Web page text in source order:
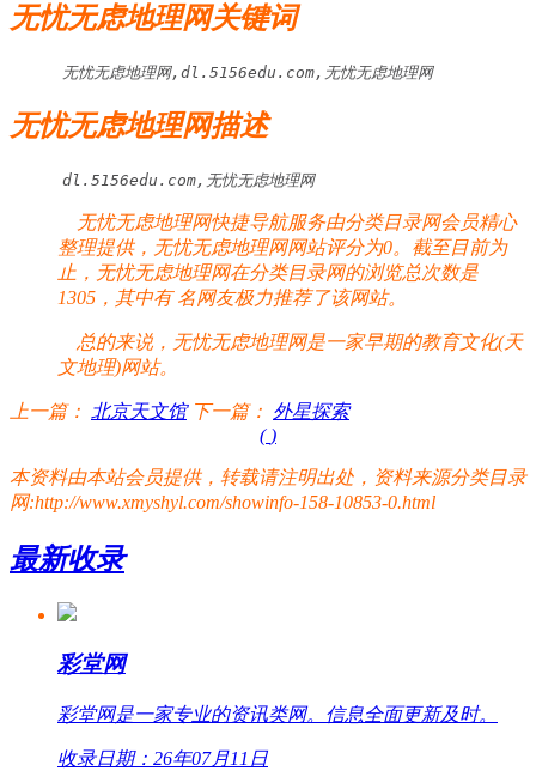
无忧无虑地理网关键词
无忧无虑地理网,dl.5156edu.com,无忧无虑地理网
无忧无虑地理网描述
dl.5156edu.com,无忧无虑地理网
无忧无虑地理网快捷导航服务由分类目录网会员精心
整理提供，无忧无虑地理网网站评分为0。截至目前为
止，无忧无虑地理网在分类目录网的浏览总次数是
1305，其中有名网友极力推荐了该网站。
总的来说，无忧无虑地理网是一家早期的教育文化(天
文地理)网站。
上一篇： 北京天文馆 下一篇： 外星探索
( )
本资料由本站会员提供，转载请注明出处，资料来源分类目录
网:http://www.xmyshyl.com/showinfo-158-10853-0.html
最新收录
彩堂网
彩堂网是一家专业的资讯类网。信息全面更新及时。
收录日期：26年07月11日